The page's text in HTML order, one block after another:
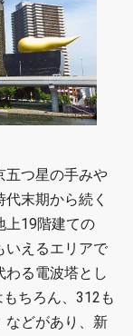
五つ星の手みや
末期から続く
上19階建ての
いえるエリアで
る電波塔とし
ちろん、312も
などがあり、新